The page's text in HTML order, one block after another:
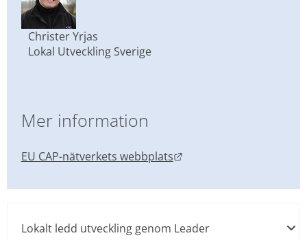
Christer Yrjas
Lokal Utveckling Sverige
Mer information
EU CAP-nätverkets webbplats Länk till annan
Lokalt ledd utveckling genom Leader